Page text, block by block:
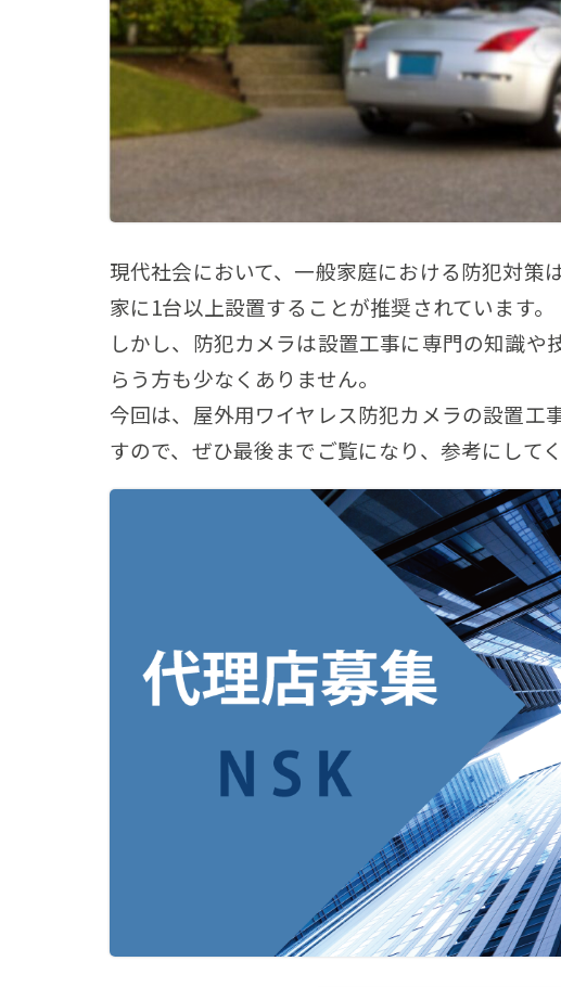
現代社会において、一般家庭における防犯対策
家に1台以上設置することが推奨されています。
しかし、防犯カメラは設置工事に専門の知識
らう方も少なくありません。
今回は、屋外用ワイヤレス防犯カメラの設置工
すので、ぜひ最後までご覧になり、参考にしてく